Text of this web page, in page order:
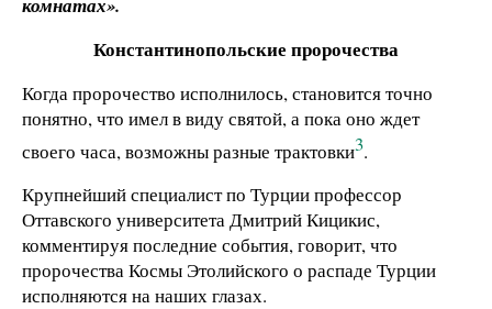
Константинопольские пророчества
Когда пророчество исполнилось, становится точно
понятно, что имел в виду святой, а пока оно ждет
своего часа, возможны разные трактовки3.
Крупнейший специалист по Турции профессор
Оттавского университета Дмитрий Кицикис,
комментируя последние события, говорит, что
пророчества Космы Этолийского о распаде Турции
исполняются на наших глазах.